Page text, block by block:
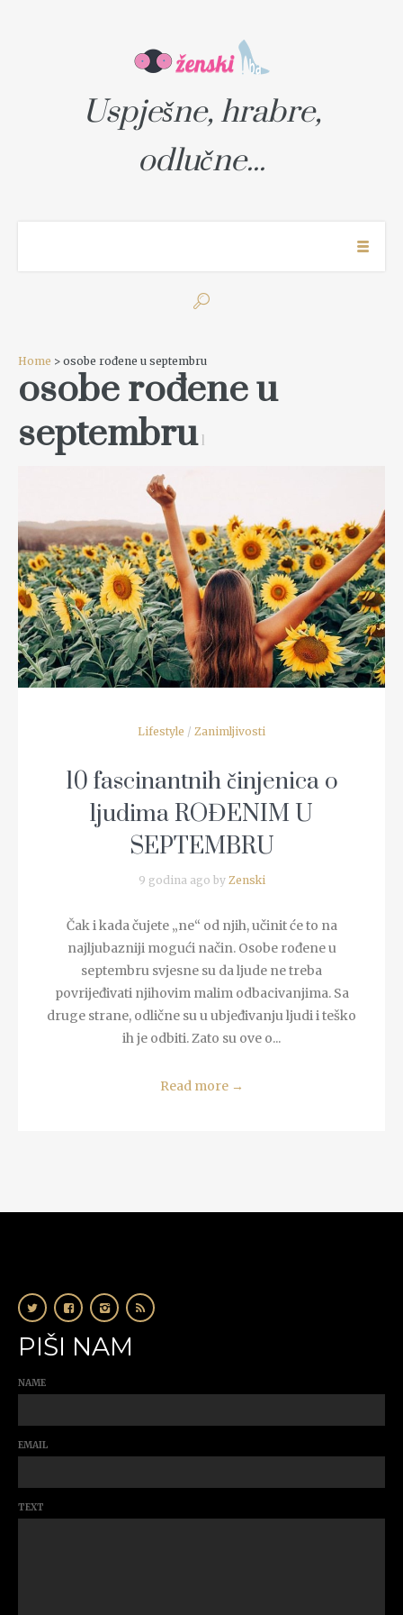
Uspješne, hrabre,
odlučne...
Home > osobe rođene u septembru
osobe rođene u
septembru1
READ MORE
Lifestyle / Zanimljivosti
10 fascinantnih činjenica o
ljudima ROĐENIM U
SEPTEMBRU
9 godina ago by Zenski
Čak i kada čujete „ne“ od njih, učinit će to na
najljubazniji mogući način. Osobe rođene u
septembru svjesne su da ljude ne treba
povrijeđivati njihovim malim odbacivanjima. Sa
druge strane, odlične su u ubjeđivanju ljudi i teško
ih je odbiti. Zato su ove o...
Read more →
PIŠI NAM
NAME
EMAIL
TEXT